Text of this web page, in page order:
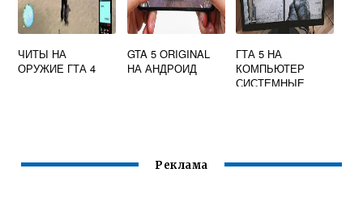
ЧИТЫ НА
ОРУЖИЕ ГТА 4
GTA 5 ORIGINAL
НА АНДРОИД
ГТА 5 НА
КОМПЬЮТЕР
СИСТЕМНЫЕ
Реклама